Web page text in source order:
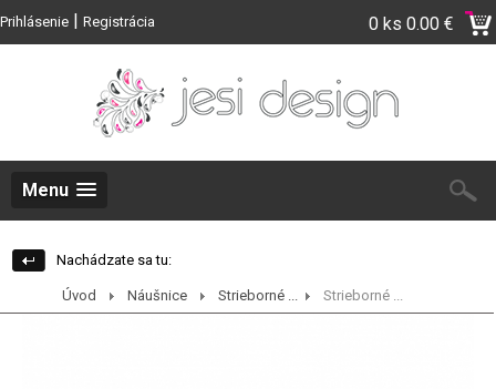
Prihlásenie | Registrácia 0 ks 0.00 €
Menu
Nachádzate sa tu:
Úvod Náušnice Strieborné ... Strieborné ...